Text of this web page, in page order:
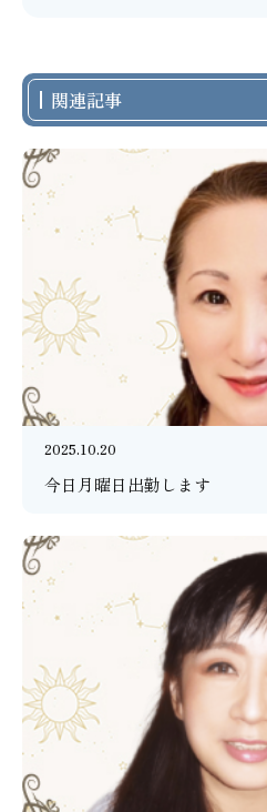
関連記事
2025.10.20
今日月曜日出勤します